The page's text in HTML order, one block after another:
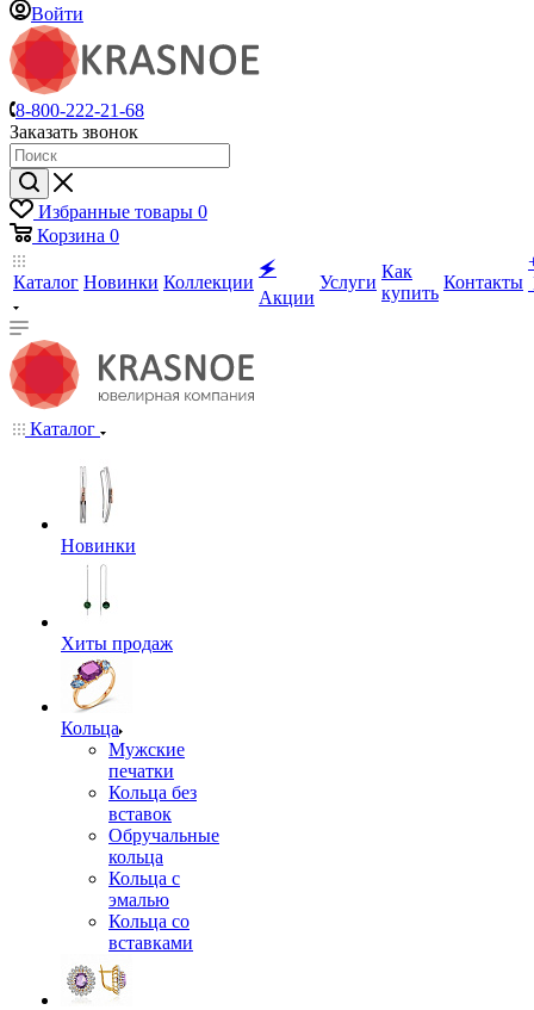
Войти
8-800-222-21-68
Заказать звонок
Избранные товары 0
Корзина 0
Каталог Новинки Коллекции
🗲
Акции
Услуги
Как
купить
Контакты
Каталог
Новинки
Хиты продаж
Кольца
Мужские
печатки
Кольца без
вставок
Обручальные
кольца
Кольца с
эмалью
Кольца со
вставками